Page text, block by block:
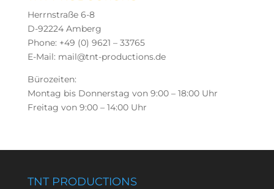
Herrnstraße 6-8
D-92224 Amberg
Phone: +49 (0) 9621 – 33765
E-Mail: mail@tnt-productions.de
Bürozeiten:
Montag bis Donnerstag von 9:00 – 18:00 Uhr
Freitag von 9:00 – 14:00 Uhr
TNT PRODUCTIONS